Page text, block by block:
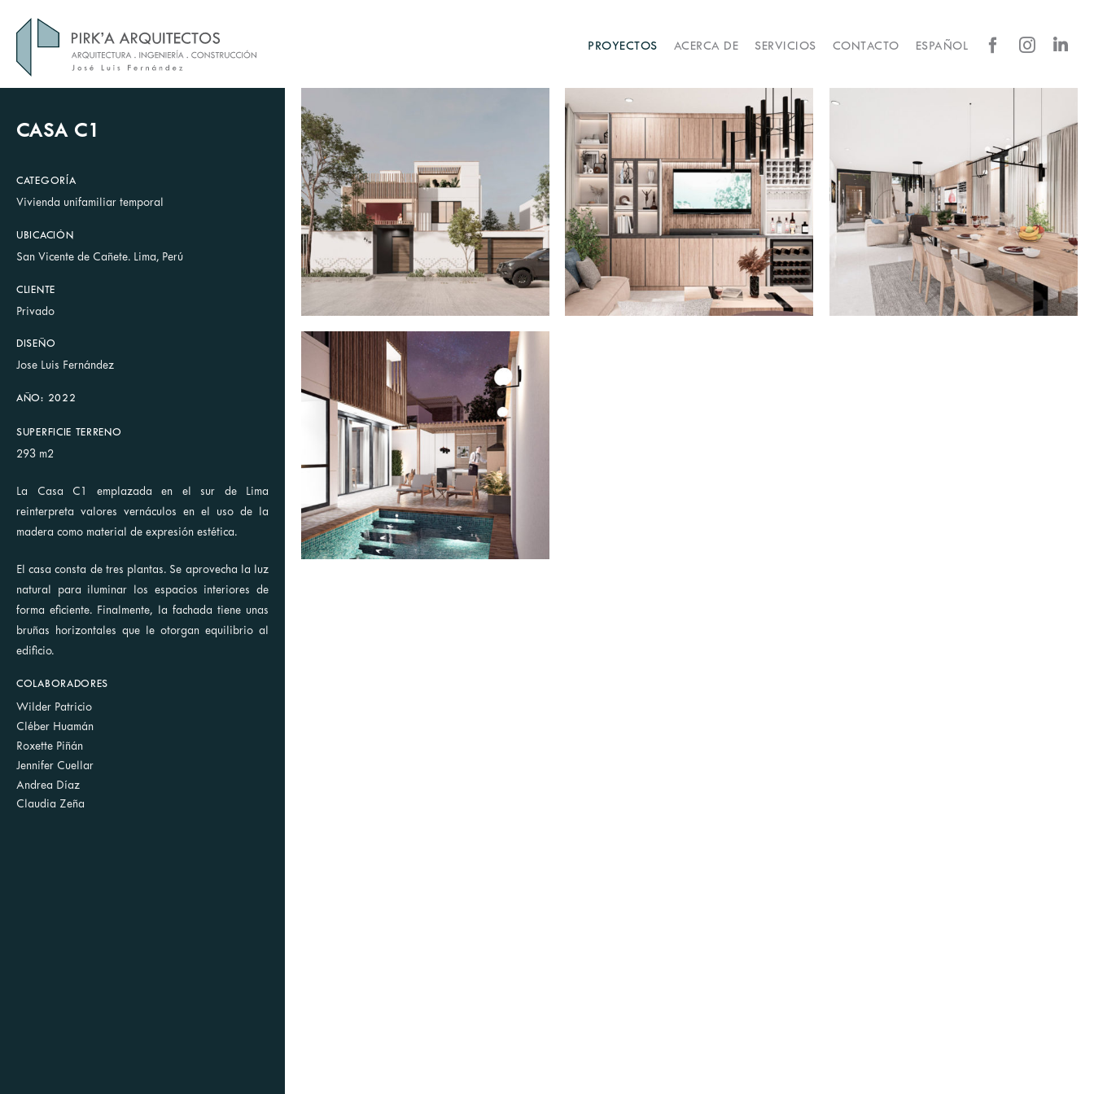
PROYECTOS ACERCA DE SERVICIOS CONTACTO ESPAÑOL
CASA C1
CATEGORÍA
Vivienda unifamiliar temporal
UBICACIÓN
San Vicente de Cañete. Lima, Perú
CLIENTE
Privado
DISEÑO
Jose Luis Fernández
AÑO: 2022
SUPERFICIE TERRENO
293 m2
La Casa C1 emplazada en el sur de Lima
reinterpreta valores vernáculos en el uso de la
madera como material de expresión estética.
El casa consta de tres plantas. Se aprovecha la luz
natural para iluminar los espacios interiores de
forma eficiente. Finalmente, la fachada tiene unas
bruñas horizontales que le otorgan equilibrio al
edificio.
COLABORADORES
Wilder Patricio
Cléber Huamán
Roxette Piñán
Jennifer Cuellar
Andrea Díaz
Claudia Zeña